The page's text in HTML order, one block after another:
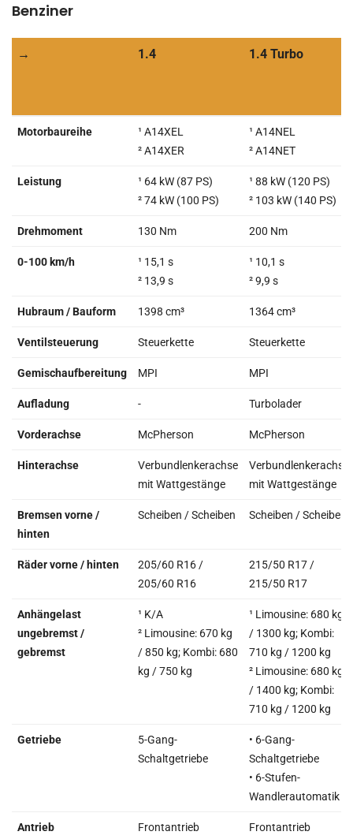
Benziner
→ 1.4 1.4 Turbo
→ 1.4 1.4 Turbo
Motorbaureihe
¹ A14XEL
² A14XER
¹ A14NEL
² A14NET
Leistung
¹ 64 kW (87 PS)
² 74 kW (100 PS)
¹ 88 kW (120 PS)
² 103 kW (140 PS)
Drehmoment 130 Nm 200 Nm
0-100 km/h
¹ 15,1 s
² 13,9 s
¹ 10,1 s
² 9,9 s
Hubraum / Bauform 1398 cm³ 1364 cm³
Ventilsteuerung Steuerkette Steuerkette
Gemischaufbereitung MPI MPI
Aufladung - Turbolader
Vorderachse McPherson McPherson
Hinterachse
Verbundlenkerachse
mit Wattgestänge
Verbundlenkerachse
mit Wattgestänge
Bremsen vorne /
hinten
Scheiben / Scheiben Scheiben / Scheiben
Räder vorne / hinten
205/60 R16 /
205/60 R16
215/50 R17 /
215/50 R17
Anhängelast
ungebremst /
gebremst
¹ K/A
² Limousine: 670 kg
/ 850 kg; Kombi: 680
kg / 750 kg
¹ Limousine: 680 kg
/ 1300 kg; Kombi:
710 kg / 1200 kg
² Limousine: 680 kg
/ 1400 kg; Kombi:
710 kg / 1200 kg
Getriebe
5-Gang-
Schaltgetriebe
• 6-Gang-
Schaltgetriebe
• 6-Stufen-
Wandlerautomatik
Antrieb Frontantrieb Frontantrieb